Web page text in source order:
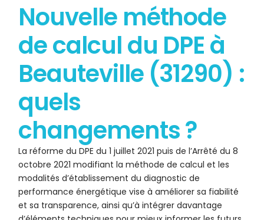
Nouvelle méthode
de calcul du DPE à
Beauteville (31290) :
quels
changements ?
La réforme du DPE du 1 juillet 2021 puis de l’Arrêté du 8
octobre 2021 modifiant la méthode de calcul et les
modalités d’établissement du diagnostic de
performance énergétique vise à améliorer sa fiabilité
et sa transparence, ainsi qu’à intégrer davantage